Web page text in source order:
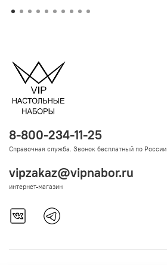
8-800-234-11-25
Справочная служба. Звонок бесплатный по России
vipzakaz@vipnabor.ru
интернет-магазин